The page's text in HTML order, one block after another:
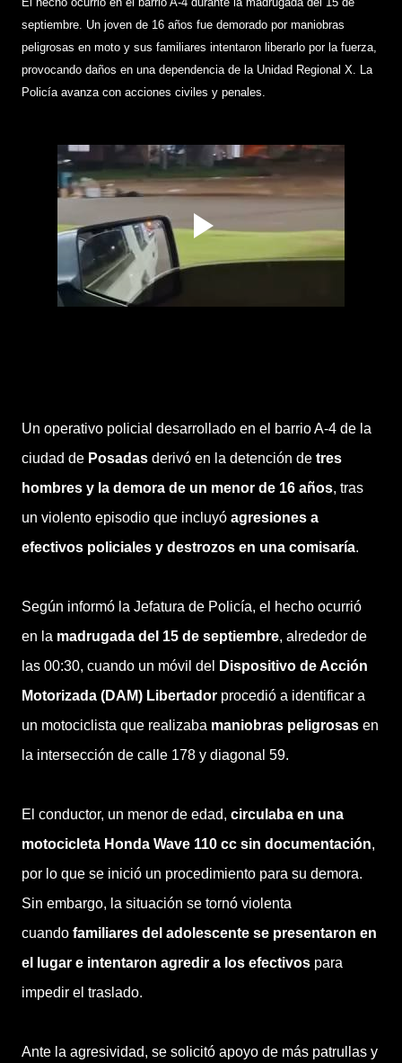
septiembre. Un joven de 16 años fue demorado por maniobras
peligrosas en moto y sus familiares intentaron liberarlo por la fuerza,
provocando daños en una dependencia de la Unidad Regional X. La
Policía avanza con acciones civiles y penales.
Un operativo policial desarrollado en el barrio A-4 de la
ciudad de Posadas derivó en la detención de tres
hombres y la demora de un menor de 16 años, tras
un violento episodio que incluyó agresiones a
efectivos policiales y destrozos en una comisaría.
Según informó la Jefatura de Policía, el hecho ocurrió
en la madrugada del 15 de septiembre, alrededor de
las 00:30, cuando un móvil del
Dispositivo de Acción
Motorizada (DAM) Libertador procedió a identificar a
un motociclista que realizaba maniobras peligrosas en
la intersección de calle 178 y diagonal 59.
El conductor, un menor de edad, circulaba en una
motocicleta Honda Wave 110 cc sin documentación,
por lo que se inició un procedimiento para su demora.
Sin embargo, la situación se tornó violenta
cuando familiares del adolescente se presentaron en
el lugar e intentaron agredir a los efectivos para
impedir el traslado.
Ante la agresividad, se solicitó apoyo de más patrullas y